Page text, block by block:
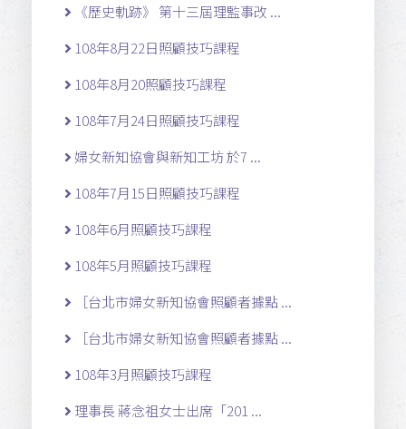
《歷史軌跡》 第十三屆理監事改 ...
108年8月22日照顧技巧課程
108年8月20照顧技巧課程
108年7月24日照顧技巧課程
婦女新知協會與新知工坊 於7 ...
108年7月15日照顧技巧課程
108年6月照顧技巧課程
108年5月照顧技巧課程
［台北市婦女新知協會照顧者據點 ...
［台北市婦女新知協會照顧者據點 ...
108年3月照顧技巧課程
理事長 蔣念祖女士出席「201 ...